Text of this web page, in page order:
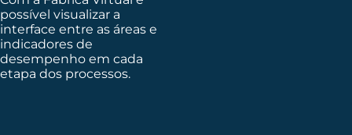
possível visualizar a
interface entre as áreas e
indicadores de
desempenho em cada
etapa dos processos.